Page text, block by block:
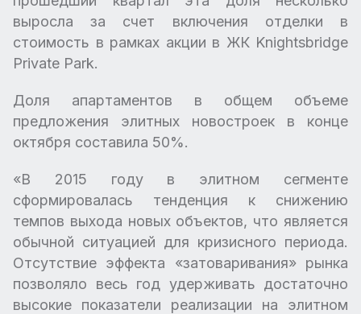
выросла за счет включения отделки в
стоимость в рамках акции в ЖК Knightsbridge
Private Park.
Доля апартаментов в общем объеме
предложения элитных новостроек в конце
октября составила 50%.
«В 2015 году в элитном сегменте
сформировалась тенденция к снижению
темпов выхода новых объектов, что является
обычной ситуацией для кризисного периода.
Отсутствие эффекта «затоваривания» рынка
позволяло весь год удерживать достаточно
высокие показатели реализации на элитном